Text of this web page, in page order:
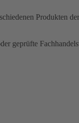
Produkten
geprüfte